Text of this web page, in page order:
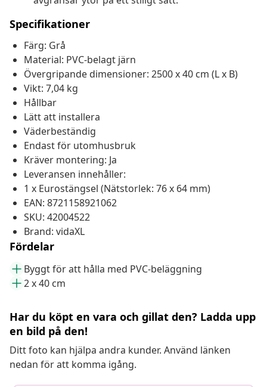
Specifikationer
Färg: Grå
Material: PVC-belagt järn
Övergripande dimensioner: 2500 x 40 cm (L x B)
Vikt: 7,04 kg
Hållbar
Lätt att installera
Väderbeständig
Endast för utomhusbruk
Kräver montering: Ja
Leveransen innehåller:
1 x Eurostängsel (Nätstorlek: 76 x 64 mm)
EAN: 8721158921062
SKU: 42004522
Brand: vidaXL
Fördelar
Byggt för att hålla med PVC-beläggning
2 x 40 cm
Har du köpt en vara och gillat den? Ladda upp
en bild på den!
Ditt foto kan hjälpa andra kunder. Använd länken
nedan för att komma igång.